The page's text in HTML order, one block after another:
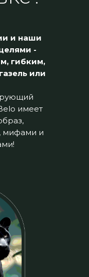
и наши
-
гибким,
или
имеет
мифами и